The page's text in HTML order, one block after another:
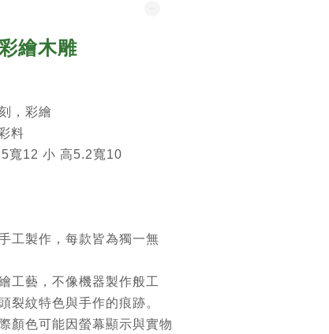
繪木雕
，彩繪
料
寬12 小 高5.2寬10
工製作，每款皆為獨一無
工藝，不像機器製作般工
裂紋特色與手作的痕跡。
顏色可能因螢幕顯示與實物